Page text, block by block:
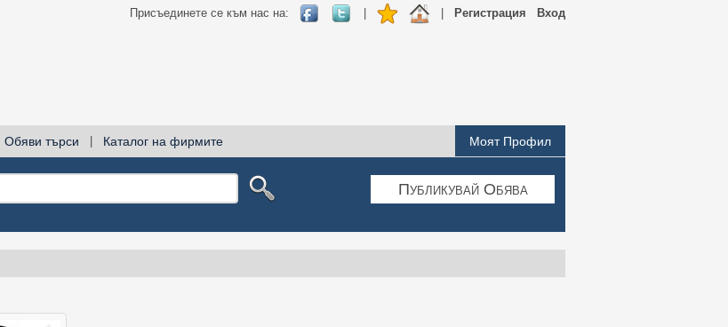
Вход
Регистрация
Присъединете се към нас на:
Обяви търси Каталог на фирмите Моят Профил
Публикувай Обява